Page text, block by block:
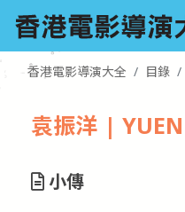
香港電影導演大全 目錄
袁振洋 |
小傳